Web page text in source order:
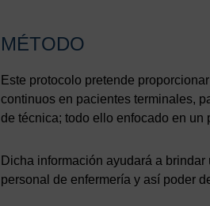
MÉTODO
Este protocolo pretende
continuos en pacientes terminales,
de técnica; todo ello enfocado en
Dicha información ayudará a
personal de enfermería y así poder